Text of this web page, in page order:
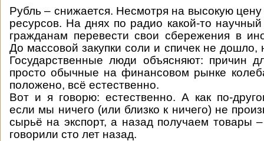
Рубль – снижается. Несмотря на высокую
ресурсов. На днях по радио какой-то
гражданам перевести свои сбережения в
До массовой закупки соли и спичек не дошло,
Государственные люди объясняют: причин
просто обычные на финансовом рынке
положено, всё естественно.
Вот и я говорю: естественно. А как по-
если мы ничего (или близко к ничего) не
сырьё на экспорт, а назад получаем товары
говорили сто лет назад.